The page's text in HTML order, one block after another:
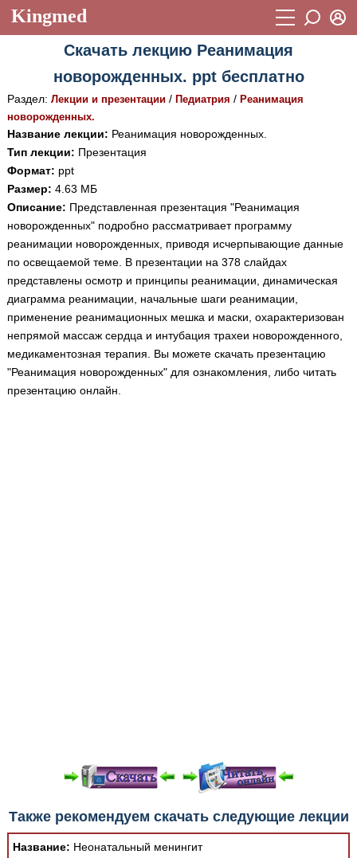
Kingmed
Учебный материал
Видеогалерея 899
Фотогалерея
Истории болезней 1268
Лекции и презентации
Аккредитационные тесты (6)
Методические рекомендации 1050
Научно-популярное
Статьи
Новости (244)
Медицинская стандартизация
Нормативы экстренной и неотложной помощи
Пароль
Восстановить пароль
Регистрация
Вход
Скачать лекцию Реанимация
новорожденных. ppt бесплатно
Раздел: Лекции и презентации/ Педиатрия / Реанимация
новорожденных.
Название лекции: Реанимация новорожденных.
Тип лекции: Презентация
Формат: ppt
Размер: 4.63 МБ
Описание: Представленная презентация "Реанимация
новорожденных" подробно рассматривает программу
реанимации новорожденных, приводя исчерпывающие данные
по освещаемой теме. В презентации на 378 слайдах
представлены осмотр и принципы реанимации, динамическая
диаграмма реанимации, начальные шаги реанимации,
применение реанимационных мешка и маски, охарактеризован
непрямой массаж сердца и интубация трахеи новорожденного,
медикаментозная терапия. Вы можете скачать презентацию
"Реанимация новорожденных" для ознакомления, либо читать
презентацию онлайн.
При просмотре в режиме "Читать онлайн" возможны
различные ошибки отображения документа в результате
отсутствия поддержки Вашим браузером шрифтов и
Также рекомендуем скачать следующие лекции
Название: Неонатальный менингит